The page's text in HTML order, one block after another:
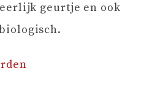
geurtje en ook